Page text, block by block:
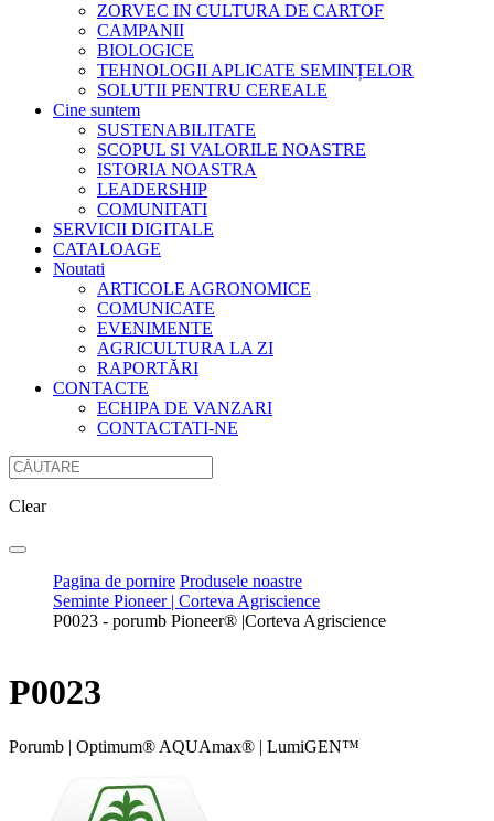
ZORVEC IN CULTURA DE CARTOF
CAMPANII
BIOLOGICE
TEHNOLOGII APLICATE SEMINȚELOR
SOLUTII PENTRU CEREALE
Cine suntem
SUSTENABILITATE
SCOPUL SI VALORILE NOASTRE
ISTORIA NOASTRA
LEADERSHIP
COMUNITATI
SERVICII DIGITALE
CATALOAGE
Noutati
ARTICOLE AGRONOMICE
COMUNICATE
EVENIMENTE
AGRICULTURA LA ZI
RAPORTĂRI
CONTACTE
ECHIPA DE VANZARI
CONTACTATI-NE
Clear
Pagina de pornire Produsele noastre
Seminte Pioneer | Corteva Agriscience
P0023 - porumb Pioneer® |Corteva Agriscience
P0023
Porumb | Optimum® AQUAmax® | LumiGEN™